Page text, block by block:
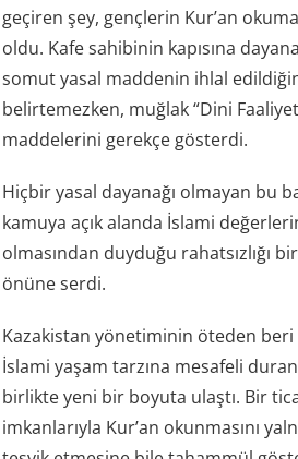
geçiren şey, gençlerin Kur’an
oldu. Kafe sahibinin kapısına
somut yasal maddenin ihlal
belirtemezken, muğlak “Dini
maddelerini gerekçe gösterdi.
Hiçbir yasal dayanağı olmayan bu
kamuya açık alanda İslami
olmasından duyduğu rahatsızlığı
önüne serdi.
Kazakistan yönetiminin öteden
İslami yaşam tarzına mesafeli
birlikte yeni bir boyuta ulaştı. Bir
imkanlarıyla Kur’an okunmasını